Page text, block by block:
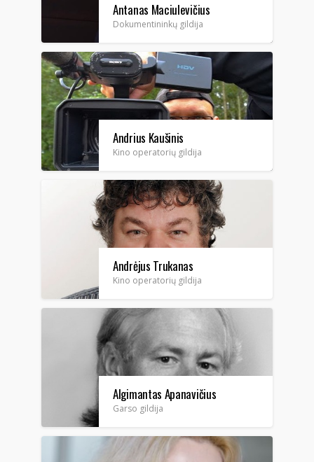
Antanas Maciulevičius
Dokumentininkų gildija
Andrius Kaušinis
Kino operatorių gildija
Andrėjus Trukanas
Kino operatorių gildija
Algimantas Apanavičius
Garso gildija